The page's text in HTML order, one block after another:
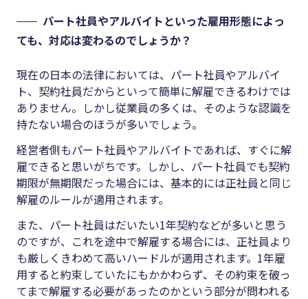
パート社員やアルバイトといった雇用形態によっ
ても、対応は変わるのでしょうか？
現在の日本の法律においては、パート社員やアルバイ
ト、契約社員だからといって簡単に解雇できるわけでは
ありません。しかし従業員の多くは、そのような認識を
持たない場合のほうが多いでしょう。
経営者側もパート社員やアルバイトであれば、すぐに解
雇できると思いがちです。しかし、パート社員でも契約
期限が無期限だった場合には、基本的には正社員と同じ
解雇のルールが適用されます。
また、パート社員はだいたい1年契約などが多いと思う
のですが、これを途中で解雇する場合には、正社員より
も厳しくきわめて高いハードルが適用されます。 1年雇
用すると約束していたにもかかわらず、その約束を破っ
てまで解雇する必要があったのかという部分が問われる